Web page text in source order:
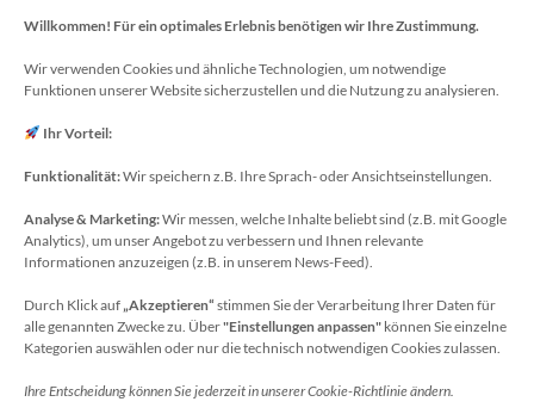
Willkommen! Für ein optimales Erlebnis benötigen wir Ihre Zustimmung.
Wir verwenden Cookies und ähnliche Technologien, um notwendige
Funktionen unserer Website sicherzustellen und die Nutzung zu analysieren.
Ihr Vorteil:
Funktionalität:Wir speichern z.B. Ihre Sprach- oder Ansichtseinstellungen.
Analyse & Marketing:Wir messen, welche Inhalte beliebt sind (z.B. mit Google
Analytics), um unser Angebot zu verbessern und Ihnen relevante
Informationen anzuzeigen (z.B. in unserem News-Feed).
Durch Klick auf „Akzeptieren“ stimmen Sie der Verarbeitung Ihrer Daten für
alle genannten Zwecke zu. Über"Einstellungen anpassen" können Sie einzelne
Kategorien auswählen oder nur die technisch notwendigen Cookies zulassen.
Ihre Entscheidung können Sie jederzeit in unserer Cookie-Richtlinie ändern.
Webmaster/SV-Blog: Herr Maurice Gangl
E-Mail: webmaster[at]meckenheim-thr.de
MINT-Blog: Herr Christoph Köchling
E-Mail: koechling[at]meckenheim-thr.de
Datenschutzbeauftragter
Sie erreichen unseren Datenschutzbeauftragten
unter:
Wolfgang Dax-Rommswinkel
Kaiser-Wilhelm-Platz 1